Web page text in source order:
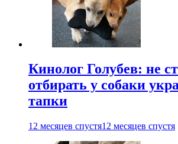
Кинолог Голубев: не
отбирать у собаки
тапки
12 месяцев спустя12 месяцев спустя